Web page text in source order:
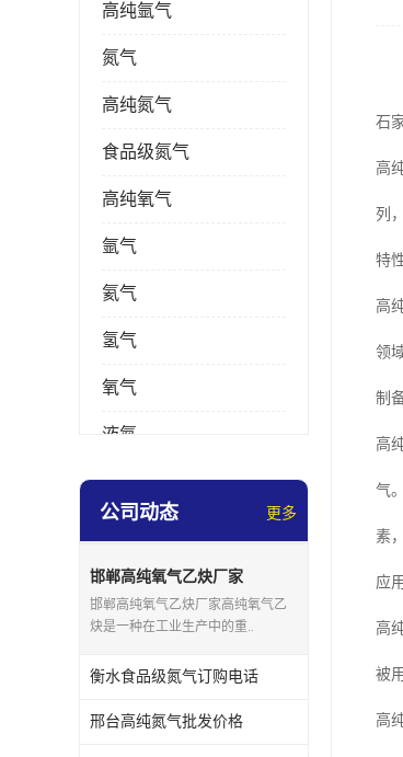
高纯氩气
氮气
高纯氮气
食品级氮气
高纯氧气
氩气
氦气
氢气
氧气
液氮
乙炔
公司动态 更多
邯郸高纯氧气乙炔厂家
邯郸高纯氧气乙炔厂家高纯氧气乙
炔是一种在工业生产中的重..
衡水食品级氮气订购电话
邢台高纯氮气批发价格
石
高
列
特
高
领
制
高
气
素
应
高
被
高